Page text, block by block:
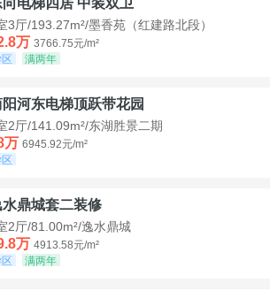
向电梯四居 中装双卫
3厅/193.27m²/墨香苑（红建路北段）
万 3766.75元/m²
满两年
河东电梯顶跃带花园
2厅/141.09m²/东湖胜景二期
万 6945.92元/m²
水鼎城套二装修
2厅/81.00m²/逸水鼎城
万 4913.58元/m²
满两年